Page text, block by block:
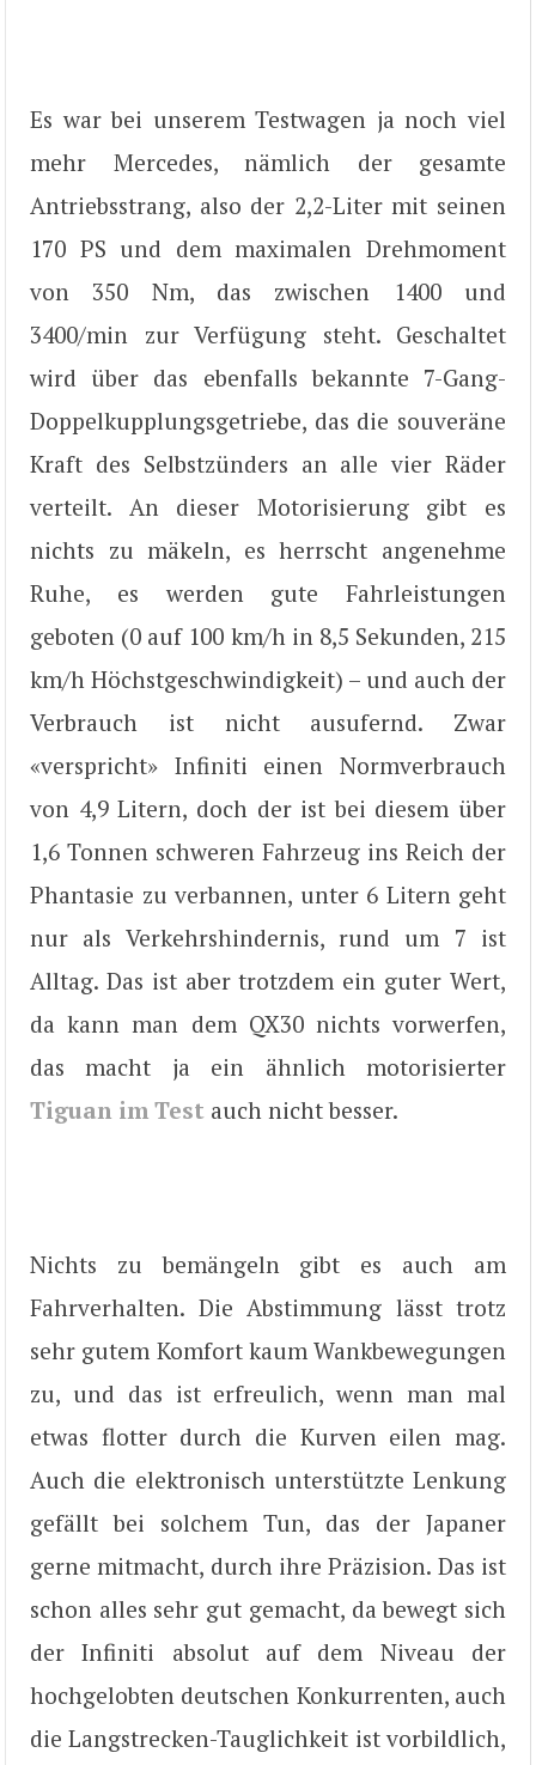
Es war bei unserem Testwagen ja noch viel
mehr Mercedes, nämlich der gesamte
Antriebsstrang, also der 2,2-Liter mit seinen
170 PS und dem maximalen Drehmoment
von 350 Nm, das zwischen 1400 und
3400/min zur Verfügung steht. Geschaltet
wird über das ebenfalls bekannte 7-Gang-
Doppelkupplungsgetriebe, das die souveräne
Kraft des Selbstzünders an alle vier Räder
verteilt. An dieser Motorisierung gibt es
nichts zu mäkeln, es herrscht angenehme
Ruhe, es werden gute Fahrleistungen
geboten (0 auf 100 km/h in 8,5 Sekunden, 215
km/h Höchstgeschwindigkeit) – und auch der
Verbrauch ist nicht ausufernd. Zwar
«verspricht» Infiniti einen Normverbrauch
von 4,9 Litern, doch der ist bei diesem über
1,6 Tonnen schweren Fahrzeug ins Reich der
Phantasie zu verbannen, unter 6 Litern geht
nur als Verkehrshindernis, rund um 7 ist
Alltag. Das ist aber trotzdem ein guter Wert,
da kann man dem QX30 nichts vorwerfen,
das macht ja ein ähnlich motorisierter
Tiguan im Test auch nicht besser.
Nichts zu bemängeln gibt es auch am
Fahrverhalten. Die Abstimmung lässt trotz
sehr gutem Komfort kaum Wankbewegungen
zu, und das ist erfreulich, wenn man mal
etwas flotter durch die Kurven eilen mag.
Auch die elektronisch unterstützte Lenkung
gefällt bei solchem Tun, das der Japaner
gerne mitmacht, durch ihre Präzision. Das ist
schon alles sehr gut gemacht, da bewegt sich
der Infiniti absolut auf dem Niveau der
hochgelobten deutschen Konkurrenten, auch
die Langstrecken-Tauglichkeit ist vorbildlich,